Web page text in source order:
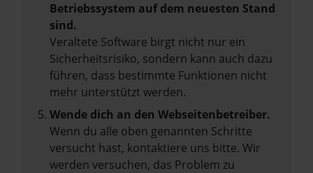
Betriebssystem auf dem neuesten Stand
sind.
Veraltete Software birgt nicht nur ein
Sicherheitsrisiko, sondern kann auch dazu
führen, dass bestimmte Funktionen nicht
mehr unterstützt werden.
Wende dich an den Webseitenbetreiber.
Wenn du alle oben genannten Schritte
versucht hast, kontaktiere uns bitte. Wir
werden versuchen, das Problem zu